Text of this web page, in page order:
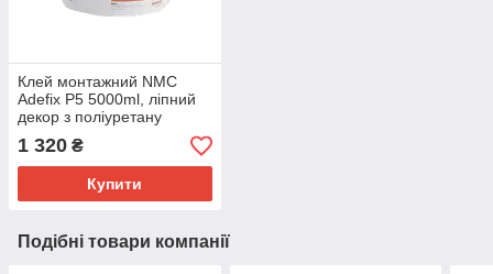
Клей монтажний NMC
Adefix P5 5000ml, ліпний
декор з поліуретану
1 320 ₴
Купити
Подібні товари компанії